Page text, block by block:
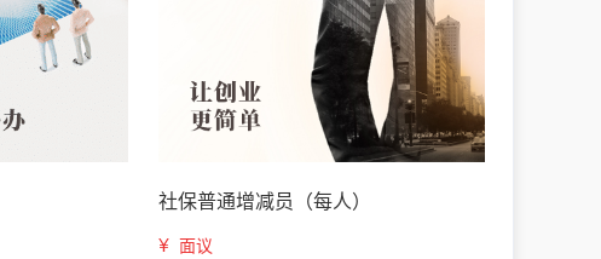
社保普通增减员（每人）
¥ 面议